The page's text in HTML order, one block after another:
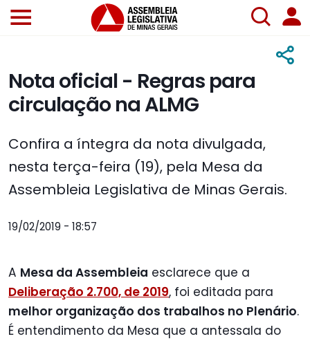
Nota oficial - Regras para
circulação na ALMG
Confira a íntegra da nota divulgada,
nesta terça-feira (19), pela Mesa da
Assembleia Legislativa de Minas Gerais.
19/02/2019 - 18:57
A Mesa da Assembleia esclarece que a
Deliberação 2.700, de 2019, foi editada para
melhor organização dos trabalhos no Plenário.
É entendimento da Mesa que a antessala do